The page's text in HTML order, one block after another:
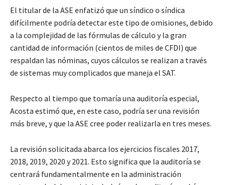
El titular de la ASE enfatizó que un síndico o síndica
difícilmente podría detectar este tipo de omisiones, debido
a la complejidad de las fórmulas de cálculo y la gran
cantidad de información (cientos de miles de CFDI) que
respaldan las nóminas, cuyos cálculos se realizan a través
de sistemas muy complicados que maneja el SAT.
Respecto al tiempo que tomaría una auditoría especial,
Acosta estimó que, en este caso, podría ser una revisión
más breve, y que la ASE cree poder realizarla en tres meses.
La revisión solicitada abarca los ejercicios fiscales 2017,
2018, 2019, 2020 y 2021. Esto significa que la auditoría se
centrará fundamentalmente en la administración